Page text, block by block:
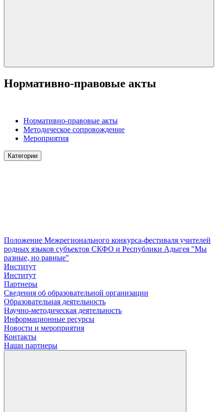
Нормативно-правовые акты
Нормативно-правовые акты
Методическое сопровождение
Мероприятия
Категории
Положение Межрегионального конкурса-фестиваля учителей
родных языков субъектов СКФО и Республики Адыгея "Мы
разные, но равные"
Институт
Институт
Партнеры
Сведения об образовательной организации
Образовательная деятельность
Научно-методическая деятельность
Информационные ресурсы
Новости и мероприятия
Контакты
Наши партнеры